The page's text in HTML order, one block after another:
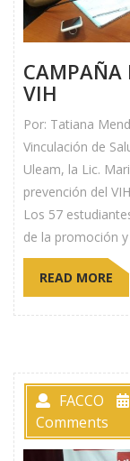
CAMPAÑA
VIH
Por: Tatiana
Vinculación de
Uleam, la Lic.
prevención del
Los 57
de la promoción
READ MORE
FACCO
Comments